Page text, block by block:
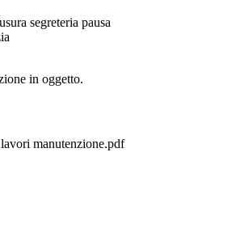
in oggetto.
manutenzione.pdf